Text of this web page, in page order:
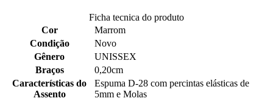
Ficha tecnica do produto
Cor
Marrom
Condição
Novo
Gênero
UNISSEX
Braços
0,20cm
Características do
Assento
Espuma D-28 com percintas elásticas de
5mm e Molas